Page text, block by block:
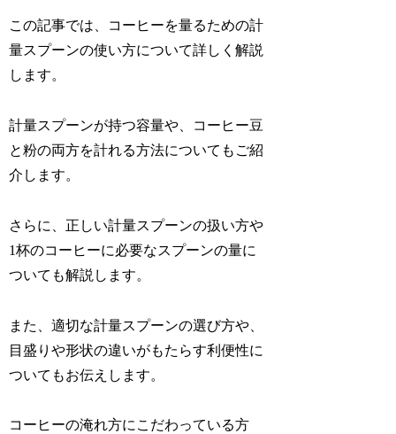
この記事では、コーヒーを量るための計
量スプーンの使い方について詳しく解説
します。
計量スプーンが持つ容量や、コーヒー豆
と粉の両方を計れる方法についてもご紹
介します。
さらに、正しい計量スプーンの扱い方や
1杯のコーヒーに必要なスプーンの量に
ついても解説します。
また、適切な計量スプーンの選び方や、
目盛りや形状の違いがもたらす利便性に
ついてもお伝えします。
コーヒーの淹れ方にこだわっている方